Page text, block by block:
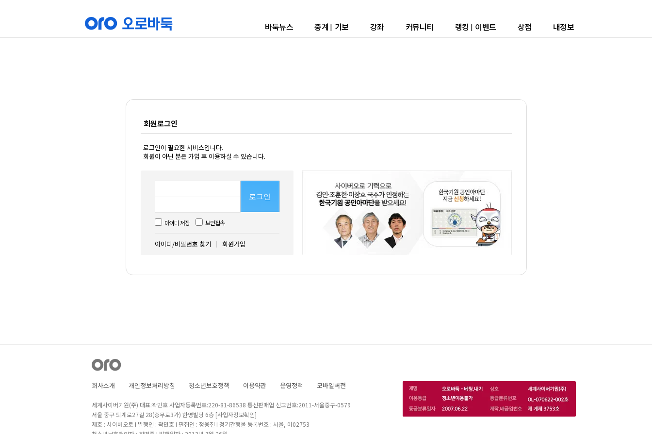
바둑뉴스 중계 | 기보 강좌 커뮤니티 랭킹 | 이벤트 상점 내정보
회원로그인
로그인이 필요한 서비스입니다.
회원이 아닌 분은 가입 후 이용하실 수 있습니다.
로그인
아이디 저장 보안접속
아이디/비밀번호 찾기 회원가입
회사소개 개인정보처리방침 청소년보호정책 이용약관 운영정책 모바일버전
세계사이버기원(주) 대표:곽민호 사업자등록번호:220-81-86538 통신판매업 신고번호:2011-서울중구-0579
서울 중구 퇴계로27길 28(충무로3가) 한영빌딩 6층 [사업자정보확인]
제호 : 사이버오로 I 발행인 : 곽민호 I 편집인 : 정용진 I 정기간행물 등록번호 : 서울, 아02753